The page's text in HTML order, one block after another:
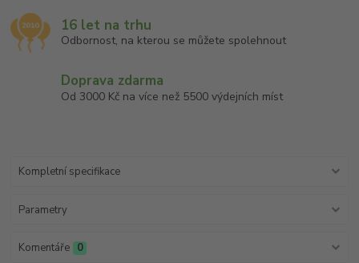
16 let na trhu
Odbornost, na kterou se můžete spolehnout
Doprava zdarma
Od 3000 Kč na více než 5500 výdejních míst
Kompletní specifikace
Parametry
Komentáře 0